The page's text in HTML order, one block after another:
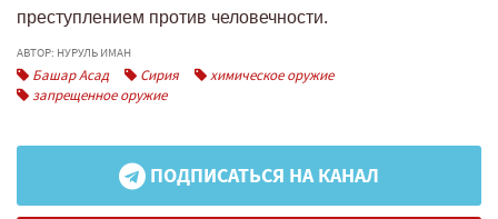
преступлением против человечности.
АВТОР: НУРУЛЬ ИМАН
Башар Асад Сирия
химическое оружие
запрещенное оружие
ПОДПИСАТЬСЯ НА КАНАЛ